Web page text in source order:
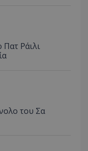
Ράιλι
του Σα